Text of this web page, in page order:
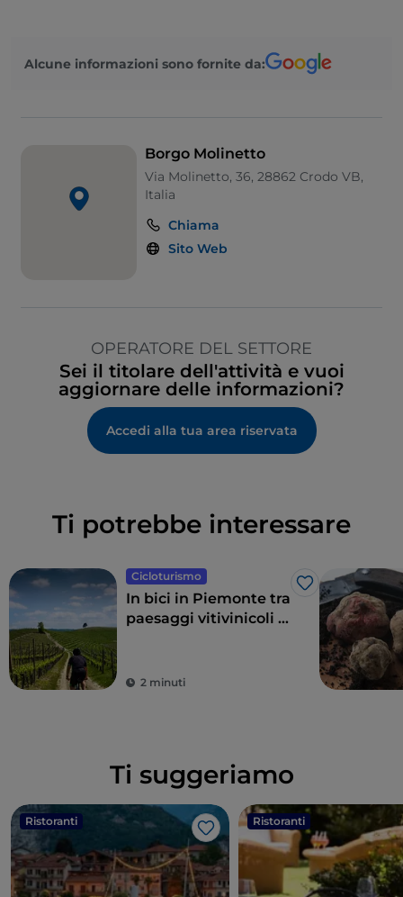
Alcune informazioni sono fornite da:
Borgo Molinetto
Via Molinetto, 36, 28862 Crodo VB,
Italia
Chiama
Sito Web
OPERATORE DEL SETTORE
Sei il titolare dell'attività e vuoi
aggiornare delle informazioni?
Accedi alla tua area riservata
Ti potrebbe interessare
Cicloturismo
Like
In bici in Piemonte tra
paesaggi vitivinicoli e
2 minuti
Ti suggeriamo
Ristoranti
Like
Ristoranti